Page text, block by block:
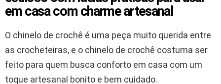
em casa com charme artesanal
O chinelo de crochê é uma peça muito querida entre
as crocheteiras, e o chinelo de crochê costuma ser
feito para quem busca conforto em casa com um
toque artesanal bonito e bem cuidado.